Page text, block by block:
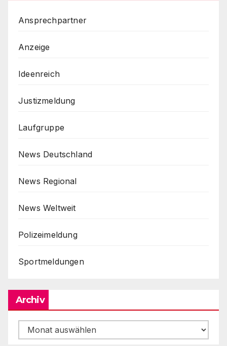
Ansprechpartner
Anzeige
Ideenreich
Justizmeldung
Laufgruppe
News Deutschland
News Regional
News Weltweit
Polizeimeldung
Sportmeldungen
Archiv
Archiv